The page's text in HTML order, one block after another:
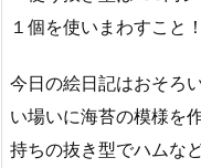
１個を使いまわすこと！
今日の絵日記はおそろ
い場いに海苔の模様を
持ちの抜き型でハムな